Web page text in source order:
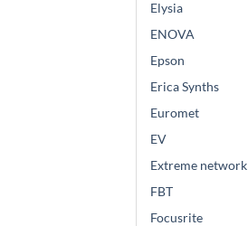
Elysia
ENOVA
Epson
Erica Synths
Euromet
EV
Extreme network
FBT
Focusrite